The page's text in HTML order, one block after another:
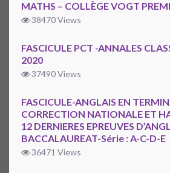
MATHS – COLLÈGE VOGT
38470 Views
FASCICULE PCT -ANNALES
2020
37490 Views
FASCICULE-ANGLAIS EN
CORRECTION NATIONALE ET
12 DERNIERES EPREUVES
BACCALAUREAT-Série : A-C-D-E
36471 Views